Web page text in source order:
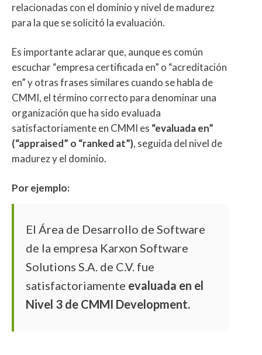
relacionadas con el dominio y nivel de madurez
para la que se solicitó la evaluación.
Es importante aclarar que, aunque es común
escuchar “empresa certificada en” o “acreditación
en” y otras frases similares cuando se habla de
CMMI, el término correcto para denominar una
organización que ha sido evaluada
satisfactoriamente en CMMI es “evaluada en”
(“appraised” o “ranked at”), seguida del nivel de
madurez y el dominio.
Por ejemplo:
El Área de Desarrollo de Software
de la empresa Karxon Software
Solutions S.A. de C.V. fue
satisfactoriamente evaluada en el
Nivel 3 de CMMI Development.